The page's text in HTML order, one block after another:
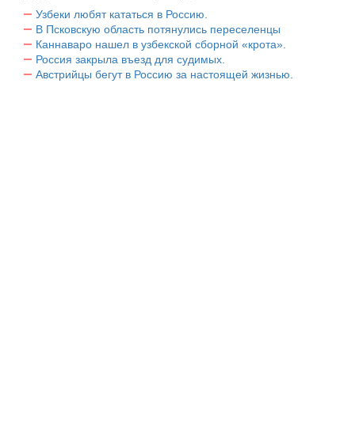
Узбеки любят кататься в Россию.
В Псковскую область потянулись переселенцы
Каннаваро нашел в узбекской сборной «крота».
Россия закрыла въезд для судимых.
Австрийцы бегут в Россию за настоящей жизнью.